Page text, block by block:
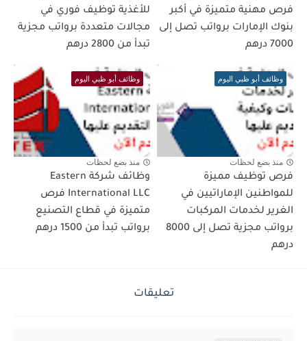
فرص مهنية متميزة في أكبر
بنوك الإمارات برواتب تصل إلى
7000 درهم
للأغذية توظيف فوري في
مجالات متعددة برواتب مجزية
تبدأ من 2800 درهم
وظائف أبو ظبي اليوم
منذ بضع لحظات
فرص توظيف مميزة
للمواطنين الإماراتيين في
الغرير لخدمات المركبات
برواتب مجزية تصل إلى 8000
درهم
وظائف أبو ظبي اليوم
منذ بضع لحظات
وظائف شركة Eastern
International LLC فرص
متميزة في قطاع التصنيع
برواتب تبدأ من 1500 درهم
تعليقات